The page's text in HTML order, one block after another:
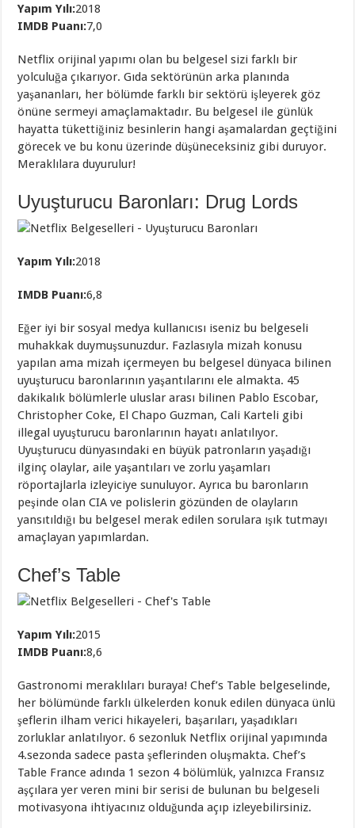
Yapım Yılı:2018
IMDB Puanı:7,0
Netflix orijinal yapımı olan bu belgesel sizi farklı bir
yolculuğa çıkarıyor. Gıda sektörünün arka planında
yaşananları, her bölümde farklı bir sektörü işleyerek göz
önüne sermeyi amaçlamaktadır. Bu belgesel ile günlük
hayatta tükettiğiniz besinlerin hangi aşamalardan geçtiğini
görecek ve bu konu üzerinde düşüneceksiniz gibi duruyor.
Meraklılara duyurulur!
Uyuşturucu Baronları: Drug Lords
Yapım Yılı:2018
IMDB Puanı:6,8
Eğer iyi bir sosyal medya kullanıcısı iseniz bu belgeseli
muhakkak duymuşsunuzdur. Fazlasıyla mizah konusu
yapılan ama mizah içermeyen bu belgesel dünyaca bilinen
uyuşturucu baronlarının yaşantılarını ele almakta. 45
dakikalık bölümlerle uluslar arası bilinen Pablo Escobar,
Christopher Coke, El Chapo Guzman, Cali Karteli gibi
illegal uyuşturucu baronlarının hayatı anlatılıyor.
Uyuşturucu dünyasındaki en büyük patronların yaşadığı
ilginç olaylar, aile yaşantıları ve zorlu yaşamları
röportajlarla izleyiciye sunuluyor. Ayrıca bu baronların
peşinde olan CIA ve polislerin gözünden de olayların
yansıtıldığı bu belgesel merak edilen sorulara ışık tutmayı
amaçlayan yapımlardan.
Chef’s Table
Yapım Yılı:2015
IMDB Puanı:8,6
Gastronomi meraklıları buraya! Chef’s Table belgeselinde,
her bölümünde farklı ülkelerden konuk edilen dünyaca ünlü
şeflerin ilham verici hikayeleri, başarıları, yaşadıkları
zorluklar anlatılıyor. 6 sezonluk Netflix orijinal yapımında
4.sezonda sadece pasta şeflerinden oluşmakta. Chef’s
Table France adında 1 sezon 4 bölümlük, yalnızca Fransız
aşçılara yer veren mini bir serisi de bulunan bu belgeseli
motivasyona ihtiyacınız olduğunda açıp izleyebilirsiniz.